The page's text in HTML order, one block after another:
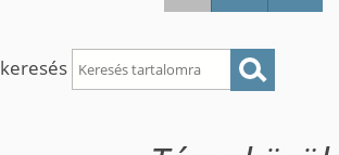
keresés